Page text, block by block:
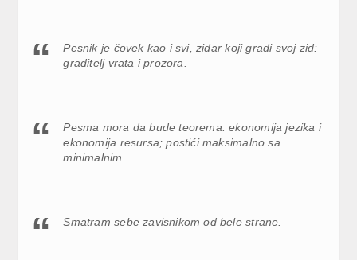
Pesnik je čovek kao i svi, zidar koji gradi svoj zid:
graditelj vrata i prozora.
Pesma mora da bude teorema: ekonomija jezika i
ekonomija resursa; postići maksimalno sa
minimalnim.
Smatram sebe zavisnikom od bele strane.